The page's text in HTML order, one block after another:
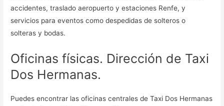
accidentes, traslado aeropuerto y estaciones Renfe, y
servicios para eventos como despedidas de solteros o
solteras y bodas.
Oficinas físicas. Dirección de Taxi
Dos Hermanas.
Puedes encontrar las oficinas centrales de Taxi Dos Hermanas